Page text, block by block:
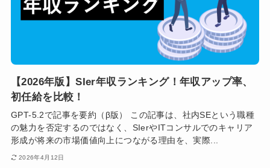
【2026年版】SIer年収ランキング！年収アップ率、
初任給を比較！
GPT-5.2で記事を要約（β版） この記事は、社内SEという職種
の魅力を否定するのではなく、SIerやITコンサルでのキャリア
形成が将来の市場価値向上につながる理由を、実際...
2026年4月12日